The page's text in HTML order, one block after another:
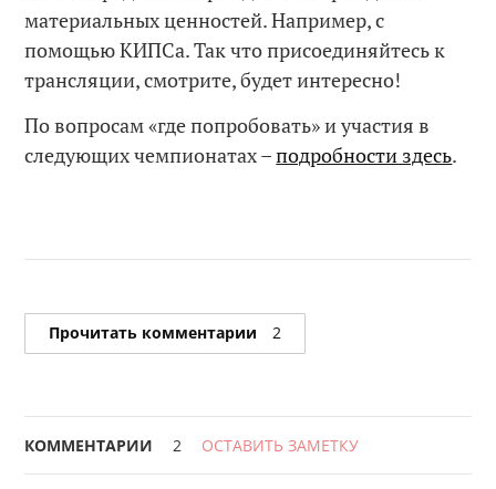
материальных ценностей. Например, с
помощью КИПСа. Так что присоединяйтесь к
трансляции, смотрите, будет интересно!
По вопросам «где попробовать» и участия в
следующих чемпионатах –подробности здесь.
Прочитать комментарии 2
КОММЕНТАРИИ 2 ОСТАВИТЬ ЗАМЕТКУ